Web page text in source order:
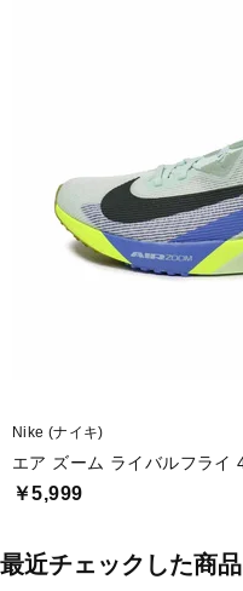
Nike (ナイキ)
エア ズーム ライバルフライ
￥5,999
最近チェックした商品